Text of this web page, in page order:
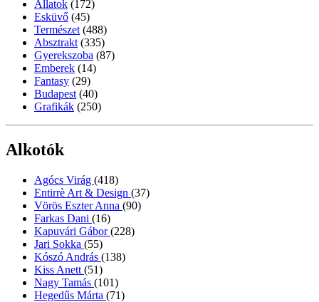
Állatok (172)
Esküvő (45)
Természet (488)
Absztrakt (335)
Gyerekszoba (87)
Emberek (14)
Fantasy (29)
Budapest (40)
Grafikák (250)
Alkotók
Agócs Virág (418)
Entirrè Art & Design (37)
Vörös Eszter Anna (90)
Farkas Dani (16)
Kapuvári Gábor(228)
Jari Sokka (55)
Kószó András (138)
Kiss Anett (51)
Nagy Tamás (101)
Hegedűs Márta (71)